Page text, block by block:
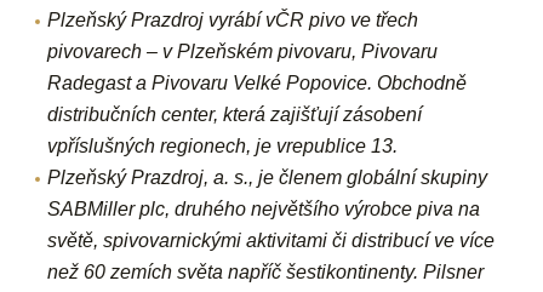
Plzeňský Prazdroj vyrábí vČR pivo ve třech
pivovarech – vPlzeňském pivovaru, Pivovaru
Radegast a Pivovaru Velké Popovice. Obchodně
distribučních center, která zajišťují zásobení
vpříslušných regionech, je vrepublice 13.
Plzeňský Prazdroj, a. s., je členem globální skupiny
SABMiller plc, druhého největšího výrobce piva na
světě, spivovarnickými aktivitami či distribucí ve více
než 60 zemích světa napříč šestikontinenty. Pilsner